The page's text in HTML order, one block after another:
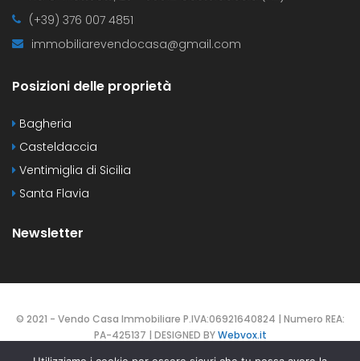
(+39) 376 007 4851
immobiliarevendocasa@gmail.com
Posizioni delle proprietà
Bagheria
Casteldaccia
Ventimiglia di Sicilia
Santa Flavia
Newsletter
© 2021 - Vendo Casa Immobiliare P.IVA:06921640824 | Numero REA:
PA-425137 | DESIGNED BYWebvox.it